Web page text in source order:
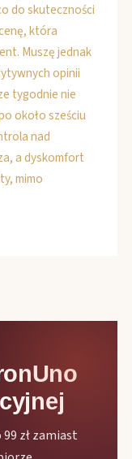
do skuteczności
która
Muszę jednak
opinii
tygodnie nie
około sześciu
nad
a dyskomfort
mimo
zł zamiast